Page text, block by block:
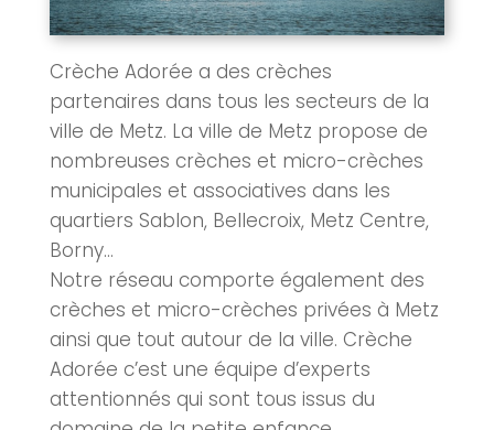
Crèche Adorée a des crèches
partenaires dans tous les secteurs de la
ville de Metz. La ville de Metz propose de
nombreuses crèches et micro-crèches
municipales et associatives dans les
quartiers Sablon, Bellecroix, Metz Centre,
Borny…
Notre réseau comporte également des
crèches et micro-crèches privées à Metz
ainsi que tout autour de la ville. Crèche
Adorée c’est une équipe d’experts
attentionnés qui sont tous issus du